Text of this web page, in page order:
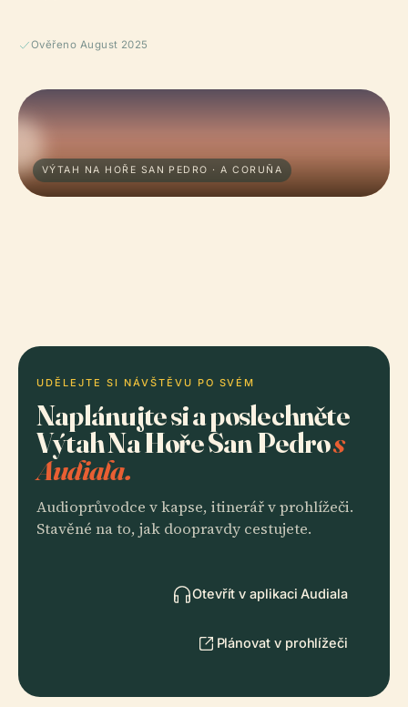
Ověřeno August 2025
VÝTAH NA HOŘE SAN PEDRO · A CORUÑA
UDĚLEJTE SI NÁVŠTĚVU PO SVÉM
Naplánujte si a poslechněte
Výtah Na Hoře San Pedros
Audiala.
Audioprůvodce v kapse, itinerář v prohlížeči.
Stavěné na to, jak doopravdy cestujete.
Otevřít v aplikaci Audiala
Plánovat v prohlížeči